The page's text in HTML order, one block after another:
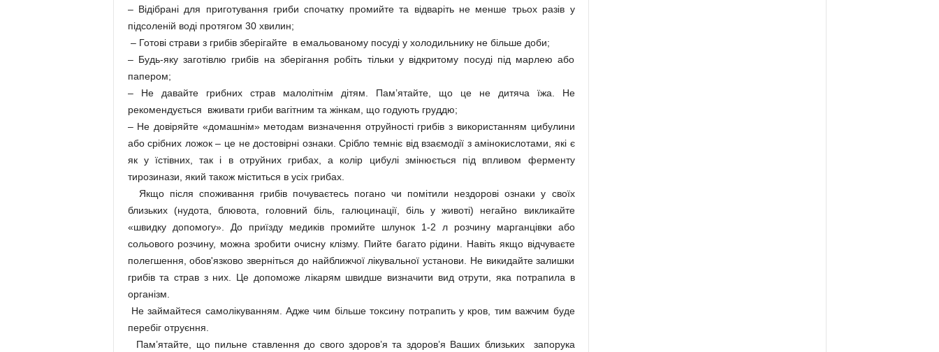
– Відібрані для приготування гриби спочатку промийте та відваріть не менше трьох разів у
підсоленій воді протягом 30 хвилин;
– Готові страви з грибів зберігайте в емальованому посуді у холодильнику не більше доби;
– Будь-яку заготівлю грибів на зберігання робіть тільки у відкритому посуді під марлею або
папером;
– Не давайте грибних страв малолітнім дітям. Пам’ятайте, що це не дитяча їжа. Не
рекомендується вживати гриби вагітним та жінкам, що годують груддю;
– Не довіряйте «домашнім» методам визначення отруйності грибів з використанням цибулини
або срібних ложок – це не достовірні ознаки. Срібло темніє від взаємодії з амінокислотами, які є
як у їстівних, так і в отруйних грибах, а колір цибулі змінюється під впливом ферменту
тирозинази, який також міститься в усіх грибах.
Якщо після споживання грибів почуваєтесь погано чи помітили нездорові ознаки у своїх
близьких (нудота, блювота, головний біль, галюцинації, біль у животі) негайно викликайте
«швидку допомогу». До приїзду медиків промийте шлунок 1-2 л розчину марганцівки або
сольового розчину, можна зробити очисну клізму. Пийте багато рідини. Навіть якщо відчуваєте
полегшення, обов'язково зверніться до найближчої лікувальної установи. Не викидайте залишки
грибів та страв з них. Це допоможе лікарям швидше визначити вид отрути, яка потрапила в
організм.
Не займайтеся самолікуванням. Адже чим більше токсину потрапить у кров, тим важчим буде
перебіг отруєння.
Пам’ятайте, що пильне ставлення до свого здоров’я та здоров’я Ваших близьких запорука